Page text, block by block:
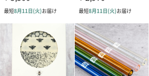
ブライダルロリポップ
ドレス（いちご味)
（1,122円）
ブライダルロリポ
タキシード（コ
（1,122円）